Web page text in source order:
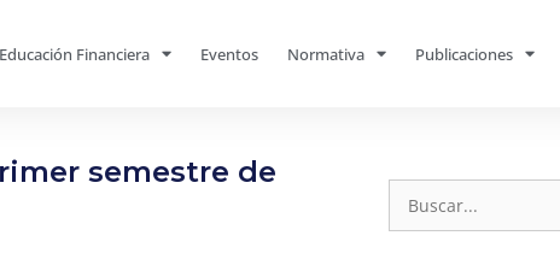
Educación Financiera Eventos Normativa Publicaciones
semestre de